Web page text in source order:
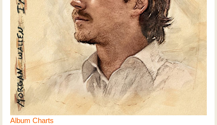
Album Charts